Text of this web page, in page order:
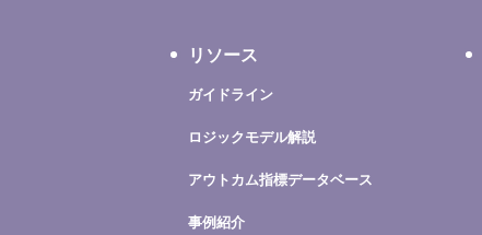
リソース
ガイドライン
ロジックモデル解説
アウトカム指標データベース
事例紹介